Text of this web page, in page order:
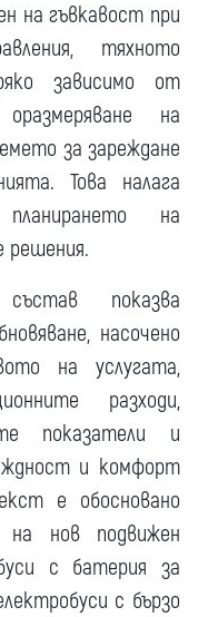
на гъвкавост при
тяхното
зависимо от
на
за зареждане
Това налага
на
показва
насочено
на услугата,
разходи,
показатели и
и комфорт
е обосновано
на нов подвижен
с батерия за
с бързо